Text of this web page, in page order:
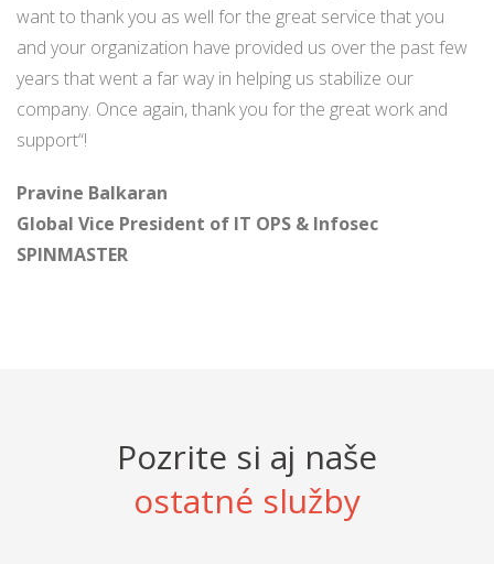
want to thank you as well for the great service that you
and your organization have provided us over the past few
years that went a far way in helping us stabilize our
company. Once again, thank you for the great work and
support“!
Pravine Balkaran
Global Vice President of IT OPS & Infosec
SPINMASTER
Pozrite si aj naše
ostatné služby